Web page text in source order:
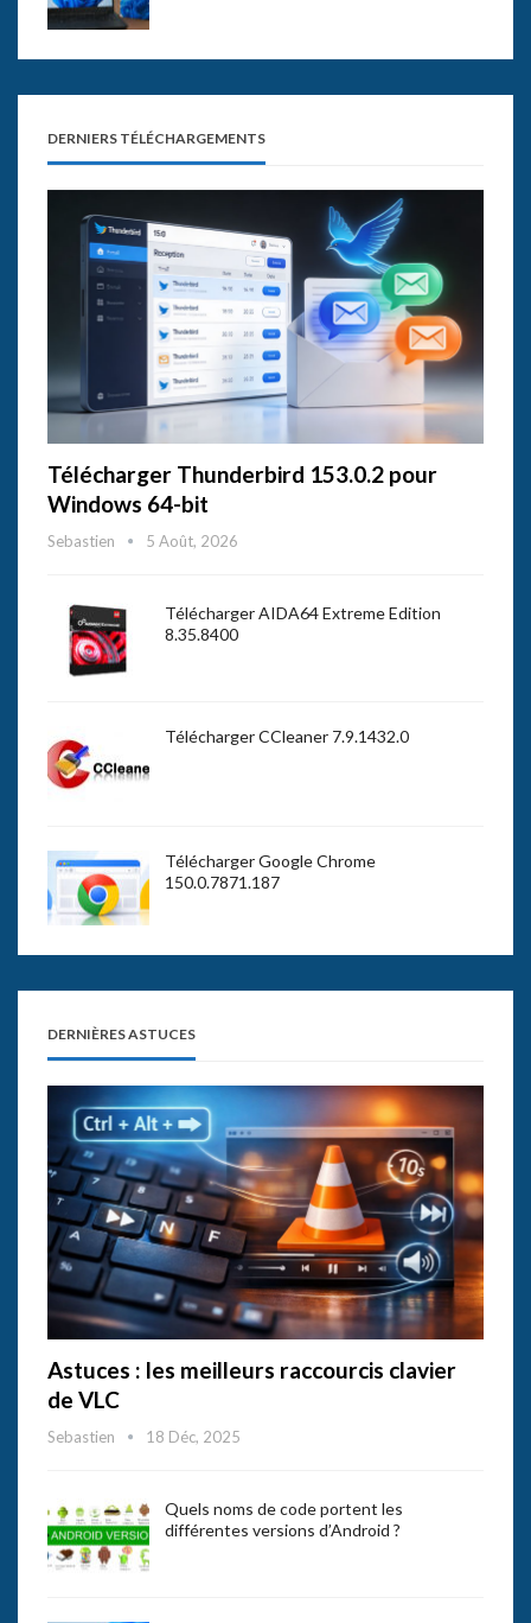
DERNIERS TÉLÉCHARGEMENTS
Télécharger Thunderbird 153.0.2 pour
Windows 64-bit
Sebastien 5 Août, 2026
Télécharger AIDA64 Extreme Edition
8.35.8400
Télécharger CCleaner 7.9.1432.0
Télécharger Google Chrome
150.0.7871.187
DERNIÈRES ASTUCES
Astuces : les meilleurs raccourcis clavier
de VLC
Sebastien 18 Déc, 2025
Quels noms de code portent les
différentes versions d’Android ?